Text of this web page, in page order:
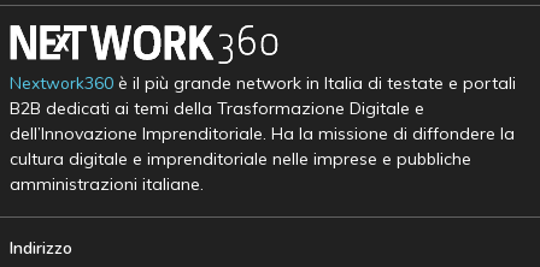
Nextwork360è il più grande network in Italia di testate e portali
B2B dedicati ai temi della Trasformazione Digitale e
dell’Innovazione Imprenditoriale. Ha la missione di diffondere la
cultura digitale e imprenditoriale nelle imprese e pubbliche
amministrazioni italiane.
Indirizzo